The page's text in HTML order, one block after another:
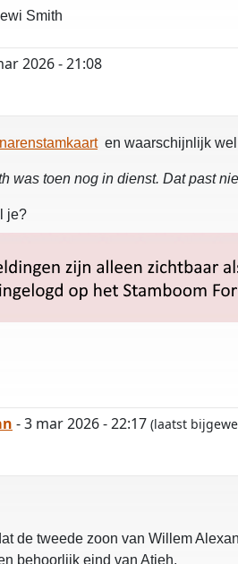
Smith
2026 - 21:08
en waarschijnlijk wel
was toen nog in dienst. Dat past
je?
- 3 mar 2026 - 22:17 (laatst
de tweede zoon van Willem
behoorlijk eind van Atjeh.